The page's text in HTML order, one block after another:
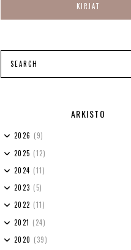
KIRJAT
ARKISTO
2026 (9)
2025 (12)
2024 (11)
2023 (5)
2022 (11)
2021 (24)
2020 (39)